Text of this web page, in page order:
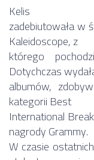
Kelis
zadebiutowała w
Kaleidoscope, z
którego
Dotychczas
albumów,
kategorii Best
International
nagrody Grammy.
W czasie